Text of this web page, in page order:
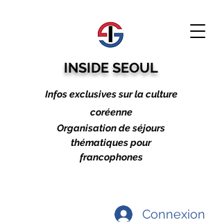
INSIDE SEOUL
Infos exclusives sur la culture
coréenne
Organisation de séjours
thématiques pour
francophones
Connexion